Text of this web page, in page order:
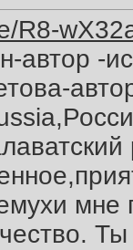
R8-
автор -
мне